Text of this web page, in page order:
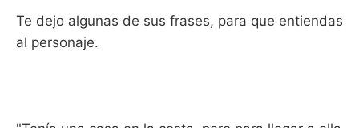
Te dejo algunas de sus frases, para que entiendas
al personaje.